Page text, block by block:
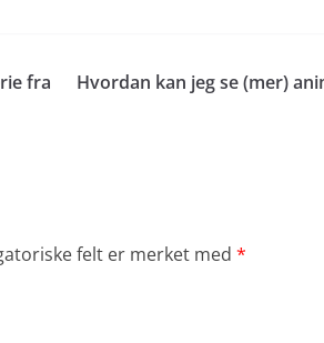
fra
Hvordan kan jeg se (mer)
felt er merket med *